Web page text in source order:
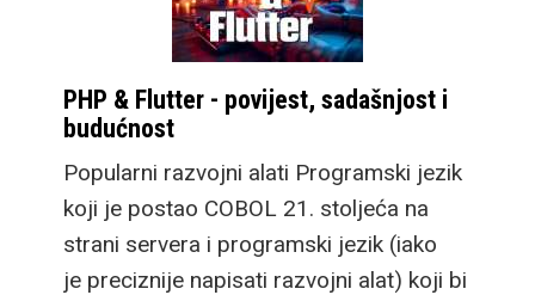
PHP & Flutter - povijest, sadašnjost i
budućnost
Popularni razvojni alati Programski jezik
koji je postao COBOL 21. stoljeća na
strani servera i programski jezik (iako
je preciznije napisati razvojni alat) koji bi